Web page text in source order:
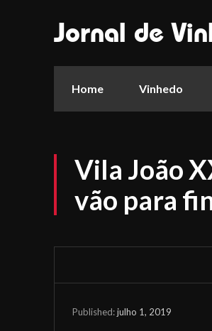
Jornal de
Home Vinhedo
Vila João
vão para
Published:julho 1, 2019